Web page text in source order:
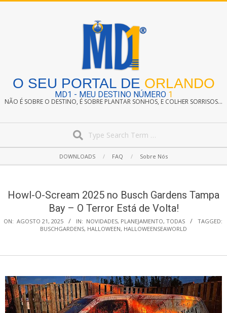
O SEU PORTAL DE ORLANDO
MD1 - MEU DESTINO NÚMERO 1
NÃO É SOBRE O DESTINO, É SOBRE PLANTAR SONHOS, E COLHER SORRISOS...
Navigation
DOWNLOADS FAQ Sobre Nós
Howl-O-Scream 2025 no Busch Gardens Tampa
Bay – O Terror Está de Volta!
ON: AGOSTO 21, 2025 IN: NOVIDADES, PLANEJAMENTO, TODAS
TAGGED:
BUSCHGARDENS, HALLOWEEN, HALLOWEENSEAWORLD